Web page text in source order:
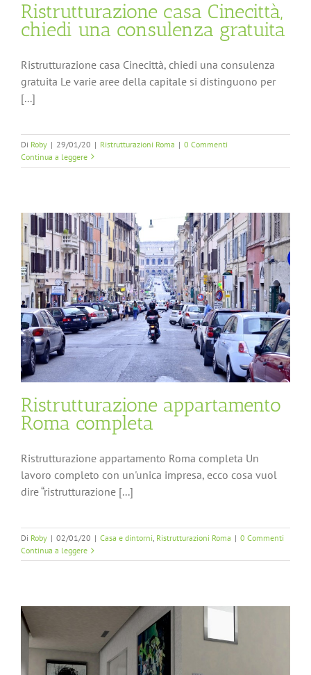
Ristrutturazione casa Cinecittà,
chiedi una consulenza gratuita
Ristrutturazione casa Cinecittà, chiedi una consulenza
gratuita Le varie aree della capitale si distinguono per
[...]
Di Roby | 29/01/20 | Ristrutturazioni Roma | 0 Commenti
Continua a leggere
Ristrutturazione appartamento
Roma completa
Ristrutturazione appartamento Roma completa Un
lavoro completo con un'unica impresa, ecco cosa vuol
dire “ristrutturazione [...]
Di Roby | 02/01/20 | Casa e dintorni, Ristrutturazioni Roma | 0 Commenti
Continua a leggere